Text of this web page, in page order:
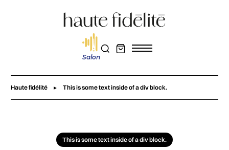
Salon
Haute fidélité This is some text inside of a div block.
This is some text inside of a div block.